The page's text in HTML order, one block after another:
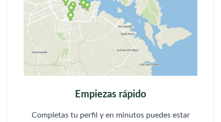
Empiezas rápido
Completas tu perfil y en minutos puedes estar